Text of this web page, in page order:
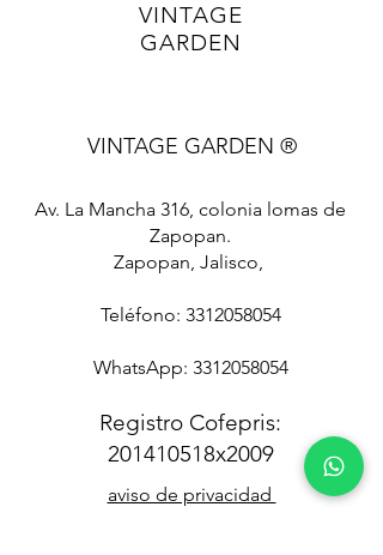
VINTAGE
GARDEN
VINTAGE GARDEN ®
Av. La Mancha 316, colonia lomas de
Zapopan.
Zapopan, Jalisco,
Teléfono: 3312058054
WhatsApp: 3312058054
Registro Cofepris:
201410518x2009
aviso de privacidad